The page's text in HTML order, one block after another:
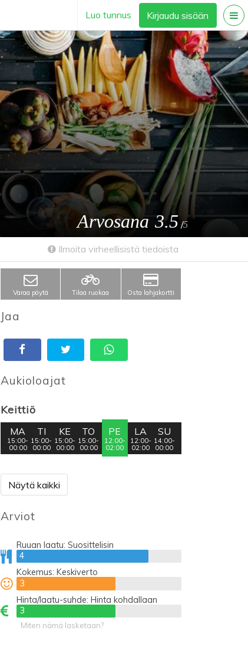
Luo tunnus Kirjaudu sisään
Arvosana 3.5 /5
Ilmoita virheellisistä tiedoista
Varaa pöytä Tilaa ruokaa Osta lahjakortti
Jaa
Aukioloajat
Keittiö
MA
15:00-
00:00
TI
15:00-
00:00
KE
15:00-
00:00
TO
15:00-
00:00
PE
12:00-
02:00
LA
12:00-
02:00
SU
14:00-
00:00
Näytä kaikki
Arviot
Ruuan laatu:Suosittelisin
4
4
Kokemus:Keskiverto
3
3
Hinta/laatu-suhde:Hinta kohdallaan
3
3
Miten nämä lasketaan?